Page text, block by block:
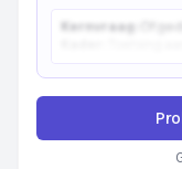
Kernvraag: